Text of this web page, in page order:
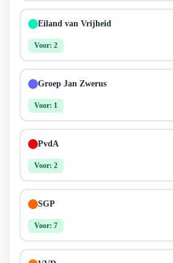
Eiland van Vrijheid
Voor: 2
Groep Jan Zwerus
Voor: 1
PvdA
Voor: 2
SGP
Voor: 7